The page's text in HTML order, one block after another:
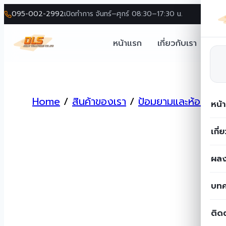
095-002-2992เปิดทำการ จันทร์–ศุกร์ 08:30–17:30 น.
หน้าแรก เกี่ยวกับเรา โ
หน้
เกี่
ผล
บท
ติด
contentHome / สินค้าของเรา / ป้อมยามและห้องน้ำ /